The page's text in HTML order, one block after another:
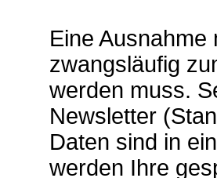
Eine
zwangsläufig
werden muss.
Newsletter
Daten sind in
werden Ihre